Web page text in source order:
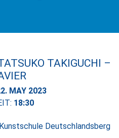
TAKIGUCHI –
MAY 2023
18:30
Deutschlandsberg